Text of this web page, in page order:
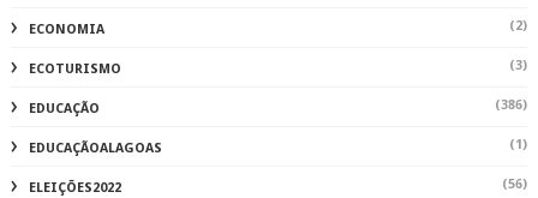
ECONOMIA (2)
ECOTURISMO (3)
EDUCAÇÃO (386)
EDUCAÇÃOALAGOAS (1)
ELEIÇÕES2022 (56)